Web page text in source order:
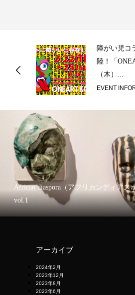
障がい児コ
陸！「
（木）...
EVENT
African diaspora（アフリカンディアス
vol.1
アーカイブ
2024年2月
2023年12月
2023年8月
2023年6月